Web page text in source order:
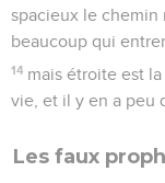
spacieux le chemin
beaucoup qui
14 mais étroite est
vie, et il y en a peu
Les faux